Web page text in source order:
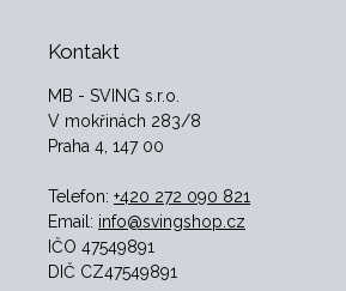
Kontakt
MB - SVING s.r.o.
V mokřinách 283/8
Praha 4, 147 00
Telefon: +420 272 090 821
Email: info@svingshop.cz
IČO 47549891
DIČ CZ47549891